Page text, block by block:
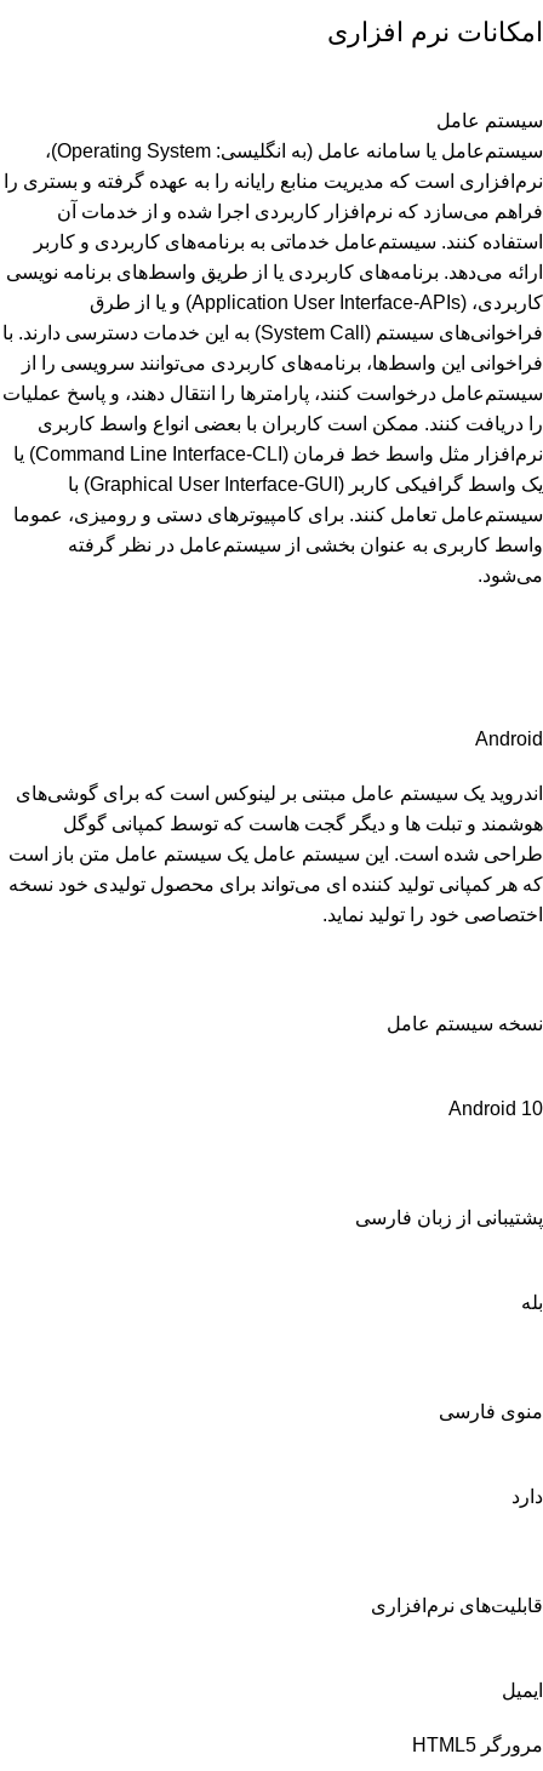
امکانات نرم افزاری
سیستم عامل
سیستم‌عامل یا سامانه عامل (به انگلیسی: Operating System)‏،
نرم‌افزاری است که مدیریت منابع رایانه را به عهده گرفته و بستری را
فراهم می‌سازد که نرم‌افزار کاربردی اجرا شده و از خدمات آن
استفاده کنند. سیستم‌عامل خدماتی به برنامه‌های کاربردی و کاربر
ارائه می‌دهد. برنامه‌های کاربردی یا از طریق واسط‌های برنامه نویسی
کاربردی، (Application User Interface-APIs) و یا از طرق
فراخوانی‌های سیستم (System Call) به این خدمات دسترسی دارند. با
فراخوانی این واسط‌ها، برنامه‌های کاربردی می‌توانند سرویسی را از
سیستم‌عامل درخواست کنند، پارامترها را انتقال دهند، و پاسخ عملیات
را دریافت کنند. ممکن است کاربران با بعضی انواع واسط کاربری
نرم‌افزار مثل واسط خط فرمان (Command Line Interface-CLI) یا
یک واسط گرافیکی کاربر (Graphical User Interface-GUI) با
سیستم‌عامل تعامل کنند. برای کامپیوترهای دستی و رومیزی، عموما
واسط کاربری به عنوان بخشی از سیستم‌عامل در نظر گرفته
می‌شود.
Android
اندروید یک سیستم عامل مبتنی بر لینوکس است که برای گوشی‌های
هوشمند و تبلت ها و دیگر گجت هاست که توسط کمپانی گوگل
طراحی شده است. این سیستم عامل یک سیستم عامل متن باز است
که هر کمپانی تولید کننده ای می‌تواند برای محصول تولیدی خود نسخه
اختصاصی خود را تولید نماید.
نسخه سیستم عامل
Android 10
پشتیبانی از زبان فارسی
بله
منوی فارسی
دارد
قابلیت‌های نرم‌افزاری
ایمیل
مرورگر HTML5